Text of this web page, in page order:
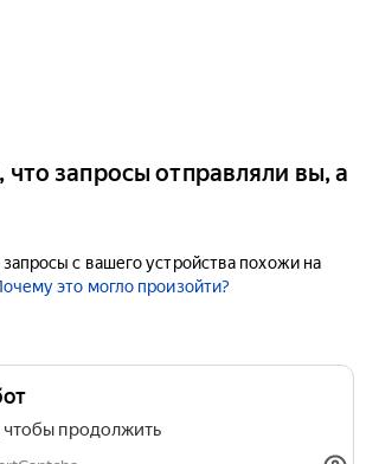
запросы отправляли вы, а
с вашего устройства похожи на
это могло произойти?
продолжить